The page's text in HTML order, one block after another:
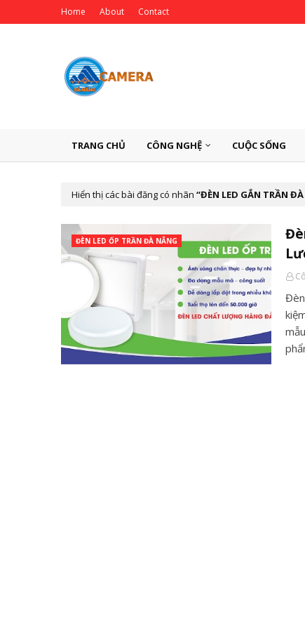
Home About Contact
TRANG CHỦ CÔNG NGHỆ CUỘC SỐNG
Hiển thị các bài đăng có nhãn ĐÈN LED GẮN TRẦN
ĐÈN LED ỐP TRẦN ĐÀ NẴNG